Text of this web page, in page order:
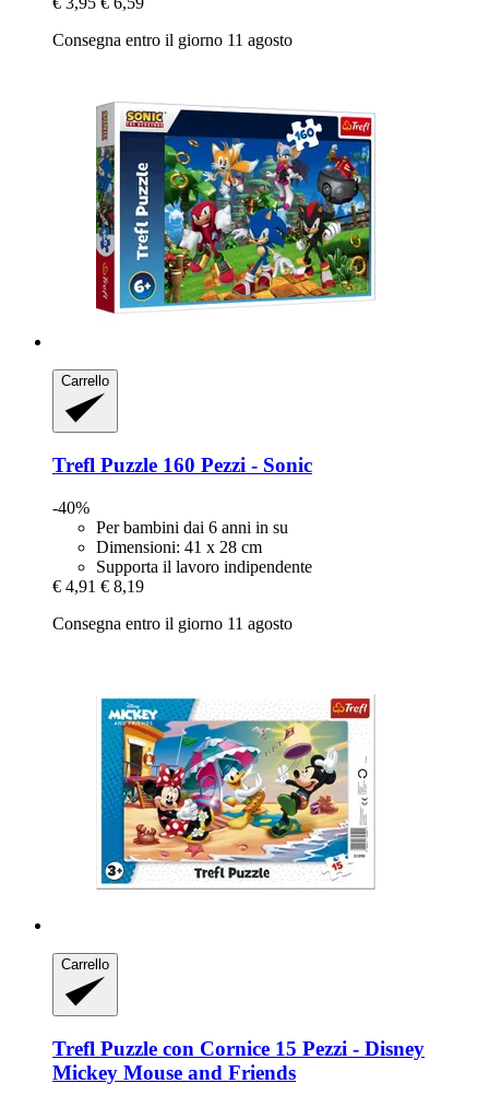
Consegna entro il giorno 11 agosto
Carrello
Trefl Puzzle 160 Pezzi -​ Sonic
-40%
Per bambini dai 6 anni in su
Dimensioni: 41 x 28 cm
Supporta il lavoro indipendente
€ 4,91 € 8,19
Consegna entro il giorno 11 agosto
Carrello
Trefl Puzzle con Cornice 15 Pezzi -​ Disney
Mickey Mouse and Friends